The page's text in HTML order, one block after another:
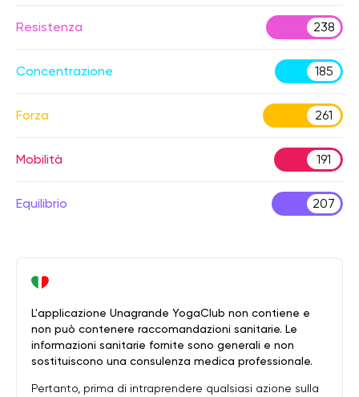
Resistenza 238
Concentrazione 185
Forza 261
Mobilità 191
Equilibrio 207
L'applicazione Unagrande YogaClub non contiene e
non può contenere raccomandazioni sanitarie. Le
informazioni sanitarie fornite sono generali e non
sostituiscono una consulenza medica professionale.
Pertanto, prima di intraprendere qualsiasi azione sulla